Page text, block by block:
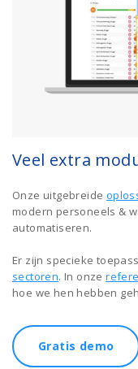
Veel extra
Onze uitgebreide
modern personeels &
automatiseren.
Er zijn specieke
sectoren. In onze
hoe we hen hebben
Gratis demo